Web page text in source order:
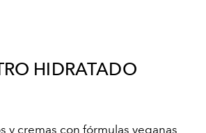
HIDRATADO
y cremas con fórmulas veganas